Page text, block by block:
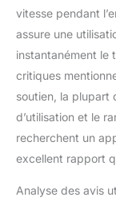
vitesse pendant
assure une
instantanément le
critiques
soutien, la plupart
d’utilisation et le
recherchent un
excellent rapport
Analyse des avis